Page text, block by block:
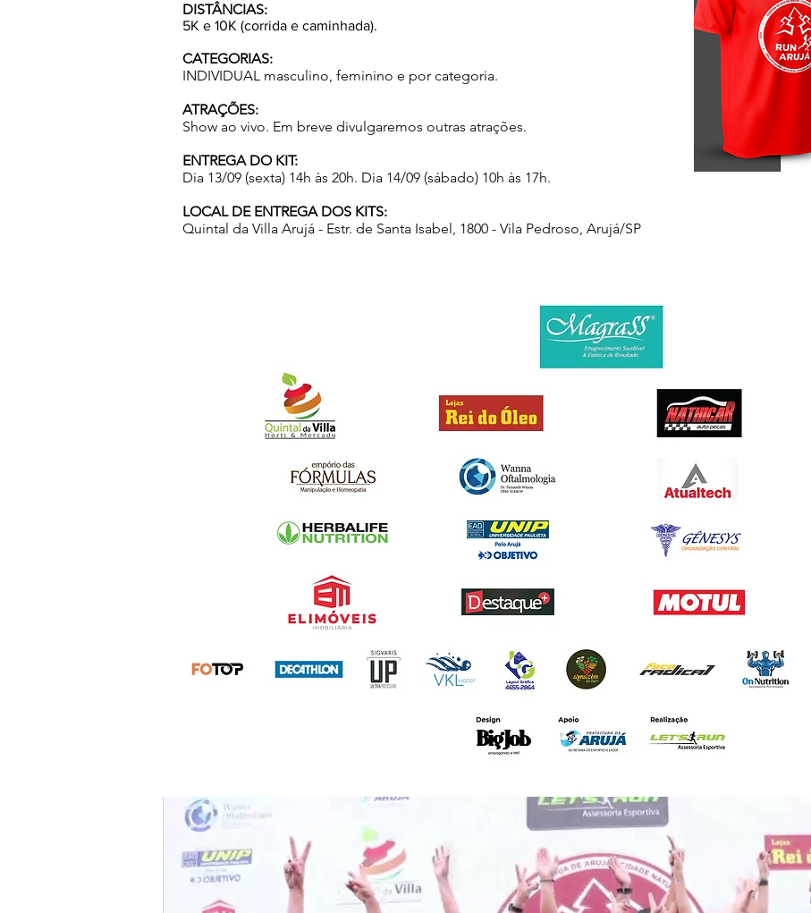
DISTÂNCIAS:
​5K e 10K (corrida e caminhada).
CATEGORIAS:
INDIVIDUAL masculino, feminino e por categoria.
ATRAÇÕES:
Show ao vivo. Em breve divulgaremos outras atrações.
ENTREGA DO KIT:
Dia 13/09 (sexta) 14h às 20h. Dia 14/09 (sábado) 10h às 17h.
LOCAL DE ENTREGA DOS KITS:
Quintal da Villa Arujá - Estr. de Santa Isabel, 1800 - Vila Pedroso, Arujá/SP